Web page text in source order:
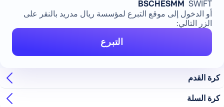
SWIFT
BSCHESMM
أو الدخول إلى موقع التبرع لمؤسسة ريال مدريد بالنقر على
الزر التالي:
التبرع
كرة القدم
كرة السلة